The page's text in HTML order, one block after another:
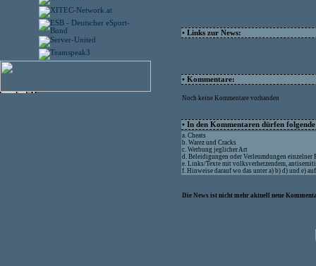
• Links zur News:
• Kommentare:
Noch keine Kommentare vorhanden
• In den Kommentaren dürfen
a. Cheats
b. Warez und Cracks
c. Werbung jeglicher Art
d. Beleidigungen oder Verleumdungen einzelner
e. Links/Texte mit volksverhetzendem,
f. Hinweise darauf wo das unter a) b) d) und e)
Die News ist nicht mehr aktuell neue